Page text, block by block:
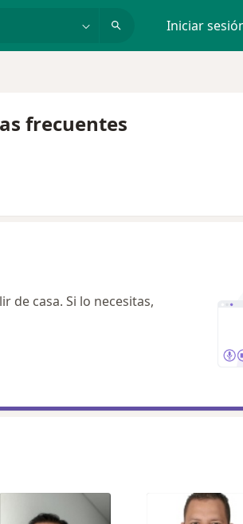
Iniciar
frecuentes
de casa. Si lo necesitas,